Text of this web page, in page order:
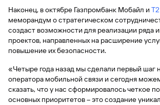
Банки-
партнеры
Gazprom
Pay
Федеральный
закон №115-
ФЗ
Вклады
Быстрый
поиск
по
сайту
Вклады
партнеров
Быстрый
поиск
сайту
Вклады
GorodPay
Открыть
брокерский
счет
Брокер-
клиент
115-ФЗ
для
среднего
бизнеса
Офисы
обслуживания
юридических
лиц
Наконец, в октябре Газпромбанк Мобайл и Т2
меморандум о стратегическом
создаст возможности для реализации ряда
проектов, направленных на расширение
повышение их безопасности.
«Четыре года назад мы сделали первый шаг
оператора мобильной связи и сегодня
сказать, что у нас сформировалось четкое
основных приоритетов – это создание